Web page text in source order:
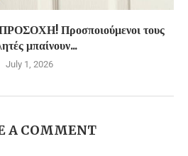
Προσποιούμενοι τους
μπαίνουν...
July 1, 2026
A COMMENT